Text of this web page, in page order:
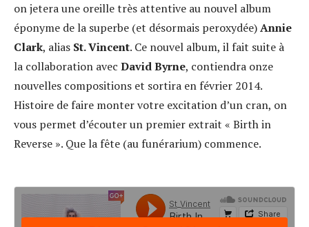
on jetera une oreille très attentive au nouvel album
éponyme de la superbe (et désormais peroxydée)Annie
Clark, alias St. Vincent. Ce nouvel album, il fait suite à
la collaboration avec David Byrne, contiendra onze
nouvelles compositions et sortira en février 2014.
Histoire de faire monter votre excitation d’un cran, on
vous permet d’écouter un premier extrait « Birth in
Reverse ». Que la fête (au funérarium) commence.